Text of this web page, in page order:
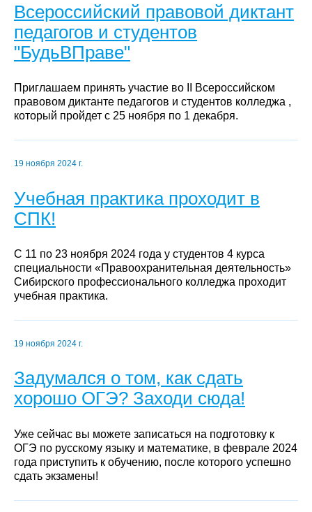
Всероссийский правовой диктант
педагогов и студентов
"БудьВПраве"
Приглашаем принять участие во II Всероссийском
правовом диктанте педагогов и студентов колледжа ,
который пройдет с 25 ноября по 1 декабря.
19 ноября 2024 г.
Учебная практика проходит в
СПК!
С 11 по 23 ноября 2024 года у студентов 4 курса
специальности «Правоохранительная деятельность»
Сибирского профессионального колледжа проходит
учебная практика.
19 ноября 2024 г.
Задумался о том, как сдать
хорошо ОГЭ? Заходи сюда!
Уже сейчас вы можете записаться на подготовку к
ОГЭ по русскому языку и математике, в феврале 2024
года приступить к обучению, после которого успешно
сдать экзамены!